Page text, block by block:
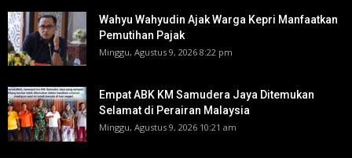
Wahyu Wahyudin Ajak Warga Kepri Manfaatkan
Pemutihan Pajak
Minggu, Agustus 9, 2026 8:22 pm
Empat ABK KM Samudera Jaya Ditemukan
Selamat di Perairan Malaysia
Minggu, Agustus 9, 2026 10:21 am